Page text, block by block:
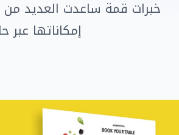
خبرات قمة ساعدت العديد
إمكاناتها